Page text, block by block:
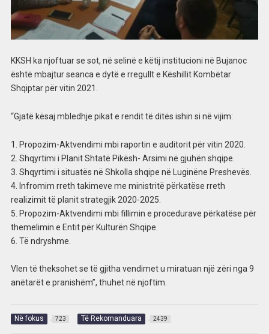
KKSH ka njoftuar se sot, në selinë e këtij institucioni në Bujanoc
është mbajtur seanca e dytë e rregullt e Këshillit Kombëtar
Shqiptar për vitin 2021.
“Gjatë kësaj mbledhje pikat e rendit të ditës ishin si në vijim:
1. Propozim-Aktvendimi mbi raportin e auditorit për vitin 2020.
2. Shqyrtimi i Planit Shtatë Pikësh- Arsimi në gjuhën shqipe.
3. Shqyrtimi i situatës në Shkolla shqipe në Luginëne Preshevës.
4. Infromim rreth takimeve me ministritë përkatëse rreth
realizimit të planit strategjik 2020-2025.
5. Propozim-Aktvendimi mbi fillimin e procedurave përkatëse për
themelimin e Entit për Kulturën Shqipe.
6. Të ndryshme.
Vlen të theksohet se të gjitha vendimet u miratuan një zëri nga 9
anëtarët e pranishëm”, thuhet në njoftim.
Në fokus 723 Të Rekomanduara 2439